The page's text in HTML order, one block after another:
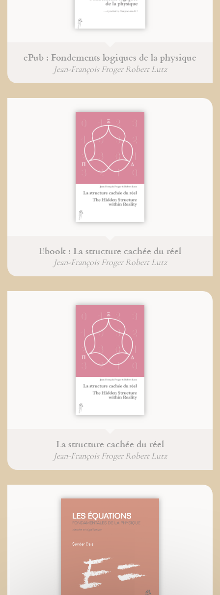
ePub : Fondements logiques de la physique
Jean-François Froger Robert Lutz
Ebook : La structure cachée du réel
Jean-François Froger Robert Lutz
La structure cachée du réel
Jean-François Froger Robert Lutz